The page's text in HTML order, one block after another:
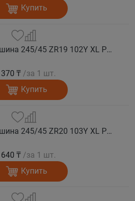
Купить
COMFORSER Автошина 245/45 ZR19 102Y XL PURESPEED лето
₸ /за 1 шт.
Купить
COMFORSER Автошина 245/45 ZR20 103Y XL PURESPEED лето
₸ /за 1 шт.
Купить